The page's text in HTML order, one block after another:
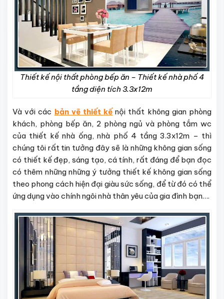
Thiết kế nội thất phòng bếp ăn – Thiết kế nhà phố 4
tầng diện tích 3.3x12m
Và với các bản vẽ thiết kếnội thất không gian phòng
khách, phòng bếp ăn, 2 phòng ngủ và phòng tắm wc
của thiết kế nhà ống, nhà phố 4 tầng 3.3x12m – thì
chúng tôi rất tin tưởng đây sẽ là những không gian sống
có thiết kế đẹp, sáng tạo, cá tính, rất đáng để bạn đọc
có thêm những những ý tưởng thiết kế không gian sống
theo phong cách hiện đại giàu sức sống, để từ đó có thể
ứng dụng vào chính ngôi nhà thân yêu của gia đình bạn….